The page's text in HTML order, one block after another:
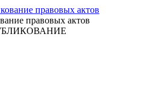
правовых актов